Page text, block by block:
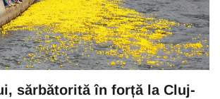
sărbătorită în forță la Cluj-